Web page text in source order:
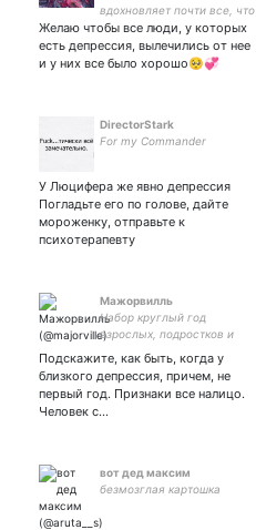
вдохновляет почти все, что
делают женщины Симпсон
Я буду защищать женщину
только потому, что она
Желаю чтобы все люди, у которых
есть депрессия, вылечились от нее
и у них все было хорошо🥺💞
DirectorStark
For my Commander
У Люцифера же явно депрессия
Погладьте его по голове, дайте
мороженку, отправьте к
психотерапевту
Мажорвилль
Набор круглый год
взрослых, подростков и
913 74-39)
Подскажите, как быть, когда у
близкого депрессия, причем, не
первый год. Признаки все налицо.
Человек с…
вот дед максим
безмозглая картошка